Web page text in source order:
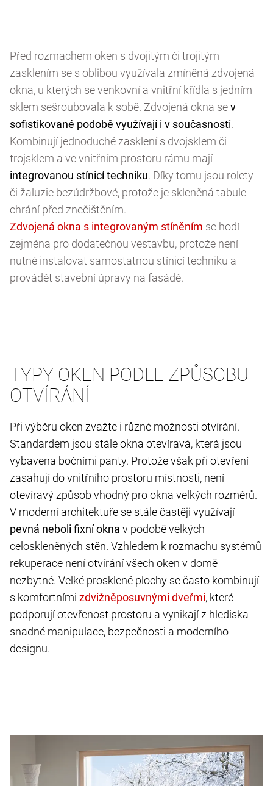
Před rozmachem oken s dvojitým či trojitým
zasklením se s oblibou využívala zmíněná zdvojená
okna, u kterých se venkovní a vnitřní křídla s jedním
sklem sešroubovala k sobě. Zdvojená okna sev
sofistikované podobě využívají i v současnosti.
Kombinují jednoduché zasklení s dvojsklem či
trojsklem a ve vnitřním prostoru rámu mají
integrovanou stínicí techniku. Díky tomu jsou rolety
či žaluzie bezúdržbové, protože je skleněná tabule
chrání před znečištěním.
se hodí
zejména pro dodatečnou vestavbu, protože není
nutné instalovat samostatnou stínicí techniku a
provádět stavební úpravy na fasádě.
TYPY OKEN PODLE ZPŮSOBU
OTVÍRÁNÍ
Při výběru oken zvažte i různé možnosti otvírání.
Standardem jsou stále okna otevíravá, která jsou
vybavena bočními panty. Protože však při otevření
zasahují do vnitřního prostoru místnosti, není
otevíravý způsob vhodný pro okna velkých rozměrů.
V moderní architektuře se stále častěji využívají
pevná neboli fixní okna v podobě velkých
celoskleněných stěn. Vzhledem k rozmachu systémů
rekuperace není otvírání všech oken v domě
nezbytné. Velké prosklené plochy se často kombinují
s komfortními
, které
podporují otevřenost prostoru a vynikají z hlediska
snadné manipulace, bezpečnosti a moderního
designu.